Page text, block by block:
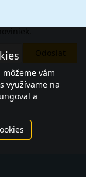
vám
využívame na
a